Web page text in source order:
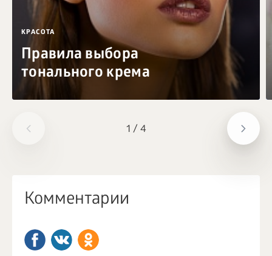
1 / 4
КРАСОТА
Правила выбора
тонального крема
Комментарии